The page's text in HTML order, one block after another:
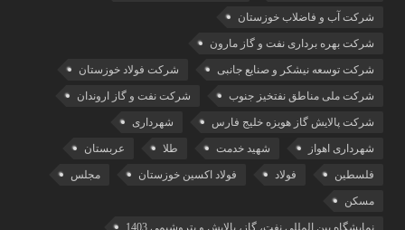
شرکت آب و فاضلاب خوزستان
شرکت بهره برداری نفت و گاز مارون
شرکت توسعه نیشکر و صنایع جانبی شرکت فولاد خوزستان
شرکت ملی مناطق نفتخیز جنوب شرکت نفت و گاز اروندان
شرکت پالایش گاز هویزه خلیج‌ فارس شهرداری
شهرداری اهواز شهید خدمت طلا عربستان
فلسطین فولاد فولاد اکسین خوزستان مجلس
مسکن